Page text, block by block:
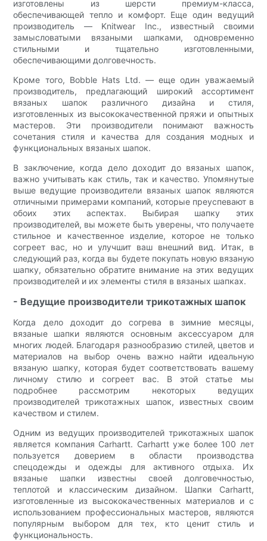
изготовлены из шерсти премиум-класса,
обеспечивающей тепло и комфорт. Еще один ведущий
производитель — Knitwear Inc., известный своими
замысловатыми вязаными шапками, одновременно
стильными и тщательно изготовленными,
обеспечивающими долговечность.
Кроме того, Bobble Hats Ltd. — еще один уважаемый
производитель, предлагающий широкий ассортимент
вязаных шапок различного дизайна и стиля,
изготовленных из высококачественной пряжи и опытных
мастеров. Эти производители понимают важность
сочетания стиля и качества для создания модных и
функциональных вязаных шапок.
В заключение, когда дело доходит до вязаных шапок,
важно учитывать как стиль, так и качество. Упомянутые
выше ведущие производители вязаных шапок являются
отличными примерами компаний, которые преуспевают в
обоих этих аспектах. Выбирая шапку этих
производителей, вы можете быть уверены, что получаете
стильное и качественное изделие, которое не только
согреет вас, но и улучшит ваш внешний вид. Итак, в
следующий раз, когда вы будете покупать новую вязаную
шапку, обязательно обратите внимание на этих ведущих
производителей и их элементы стиля в вязаных шапках.
- Ведущие производители трикотажных шапок
Когда дело доходит до согрева в зимние месяцы,
вязаные шапки являются основным аксессуаром для
многих людей. Благодаря разнообразию стилей, цветов и
материалов на выбор очень важно найти идеальную
вязаную шапку, которая будет соответствовать вашему
личному стилю и согреет вас. В этой статье мы
подробнее рассмотрим некоторых ведущих
производителей трикотажных шапок, известных своим
качеством и стилем.
Одним из ведущих производителей трикотажных шапок
является компания Carhartt. Carhartt уже более 100 лет
пользуется доверием в области производства
спецодежды и одежды для активного отдыха. Их
вязаные шапки известны своей долговечностью,
теплотой и классическим дизайном. Шапки Carhartt,
изготовленные из высококачественных материалов и с
использованием профессиональных мастеров, являются
популярным выбором для тех, кто ценит стиль и
функциональность.